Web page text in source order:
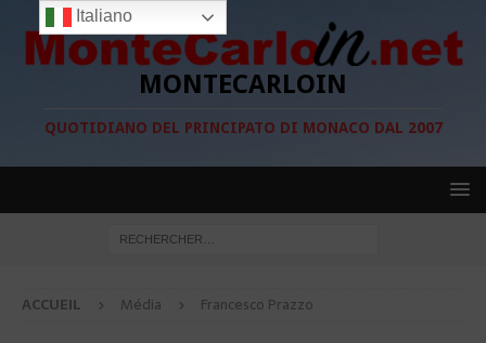
MONTECARLOIN
QUOTIDIANO DEL PRINCIPATO DI MONACO DAL 2007
ACCUEIL Média Francesco Prazzo
Italiano